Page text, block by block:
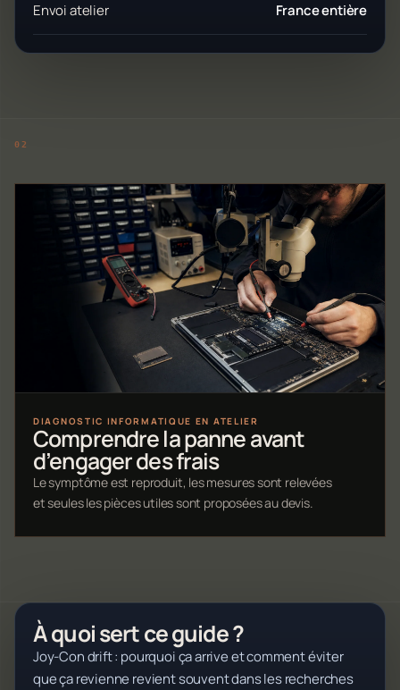
Envoi atelier France entière
DIAGNOSTIC INFORMATIQUE EN ATELIER
Comprendre la panne avant
d’engager des frais
Le symptôme est reproduit, les mesures sont relevées
et seules les pièces utiles sont proposées au devis.
À quoi sert ce guide ?
Joy-Con drift : pourquoi ça arrive et comment éviter
que ça revienne revient souvent dans les recherches